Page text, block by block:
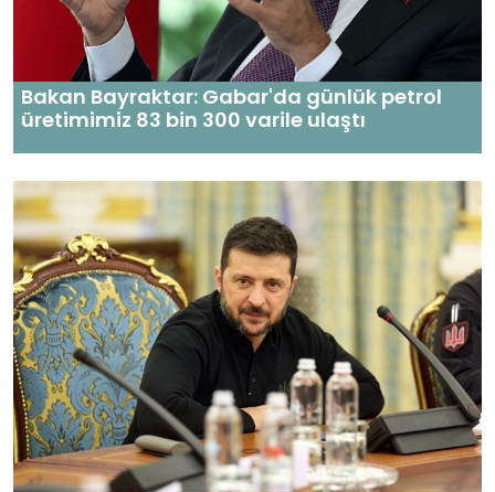
Bakan Bayraktar: Gabar'da günlük petrol
üretimimiz 83 bin 300 varile ulaştı